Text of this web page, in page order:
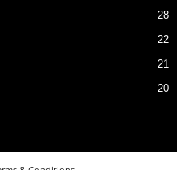
28
22
21
20